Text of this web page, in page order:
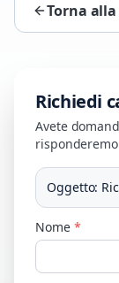
Torna
Richiedi
Avete
Oggetto:
Nome *